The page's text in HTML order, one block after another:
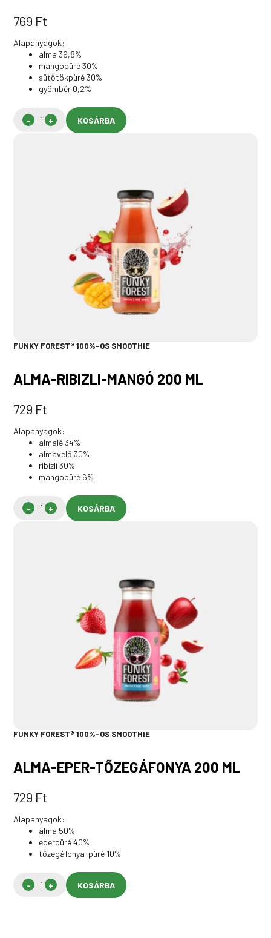
769 Ft
Alapanyagok:
alma 39,8%
mangópüré 30%
sütőtökpüré 30%
gyömbér 0,2%
KOSÁRBA
FUNKY FOREST® 100%-OS SMOOTHIE
ALMA-RIBIZLI-MANGÓ 200 ML
729 Ft
Alapanyagok:
almalé 34%
almavelő 30%
ribizli 30%
mangópüré 6%
KOSÁRBA
FUNKY FOREST® 100%-OS SMOOTHIE
ALMA-EPER-TŐZEGÁFONYA 200 ML
729 Ft
Alapanyagok:
alma 50%
eperpüré 40%
tőzegáfonya-püré 10%
KOSÁRBA